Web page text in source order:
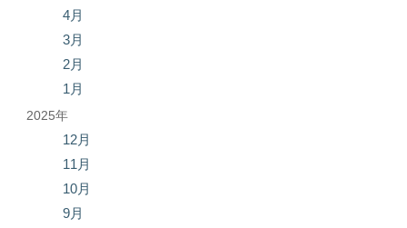
4月
3月
2月
1月
2025年
12月
11月
10月
9月